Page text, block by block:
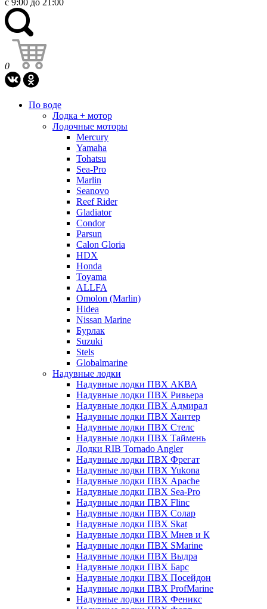
с 9:00 до 21:00
0
По воде
Лодка + мотор
Лодочные моторы
Mercury
Yamaha
Tohatsu
Sea-Pro
Marlin
Seanovo
Reef Rider
Gladiator
Condor
Parsun
Calon Gloria
HDX
Honda
Toyama
ALLFA
Omolon (Marlin)
Hidea
Nissan Marine
Бурлак
Suzuki
Stels
Globalmarine
Надувные лодки
Надувные лодки ПВХ АКВА
Надувные лодки ПВХ Ривьера
Надувные лодки ПВХ Адмирал
Надувные лодки ПВХ Хантер
Надувные лодки ПВХ Стелс
Надувные лодки ПВХ Таймень
Лодки RIB Tornado Angler
Надувные лодки ПВХ Фрегат
Надувные лодки ПВХ Yukona
Надувные лодки ПВХ Apache
Надувные лодки ПВХ Sea-Pro
Надувные лодки ПВХ Flinc
Надувные лодки ПВХ Солар
Надувные лодки ПВХ Skat
Надувные лодки ПВХ Мнев и К
Надувные лодки ПВХ SMarine
Надувные лодки ПВХ Выдра
Надувные лодки ПВХ Барс
Надувные лодки ПВХ Посейдон
Надувные лодки ПВХ ProfMarine
Надувные лодки ПВХ Феникс